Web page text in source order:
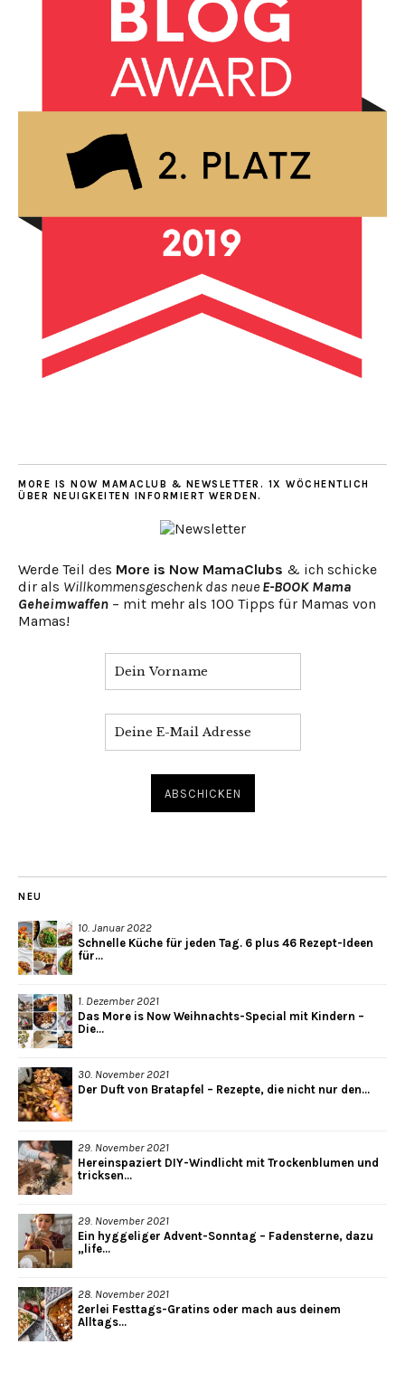
MORE IS NOW MAMACLUB & NEWSLETTER. 1X WÖCHENTLICH
ÜBER NEUIGKEITEN INFORMIERT WERDEN.
Werde Teil des More is Now MamaClubs & ich schicke
dir als Willkommensgeschenk das neue E-BOOK Mama
Geheimwaffen – mit mehr als 100 Tipps für Mamas von
Mamas!
NEU
10. Januar 2022
Schnelle Küche für jeden Tag. 6 plus 46 Rezept-Ideen
für...
1. Dezember 2021
Das More is Now Weihnachts-Special mit Kindern –
Die...
30. November 2021
Der Duft von Bratapfel – Rezepte, die nicht nur den...
29. November 2021
Hereinspaziert DIY-Windlicht mit Trockenblumen und
tricksen...
29. November 2021
Ein hyggeliger Advent-Sonntag – Fadensterne, dazu
„life...
28. November 2021
2erlei Festtags-Gratins oder mach aus deinem
Alltags...